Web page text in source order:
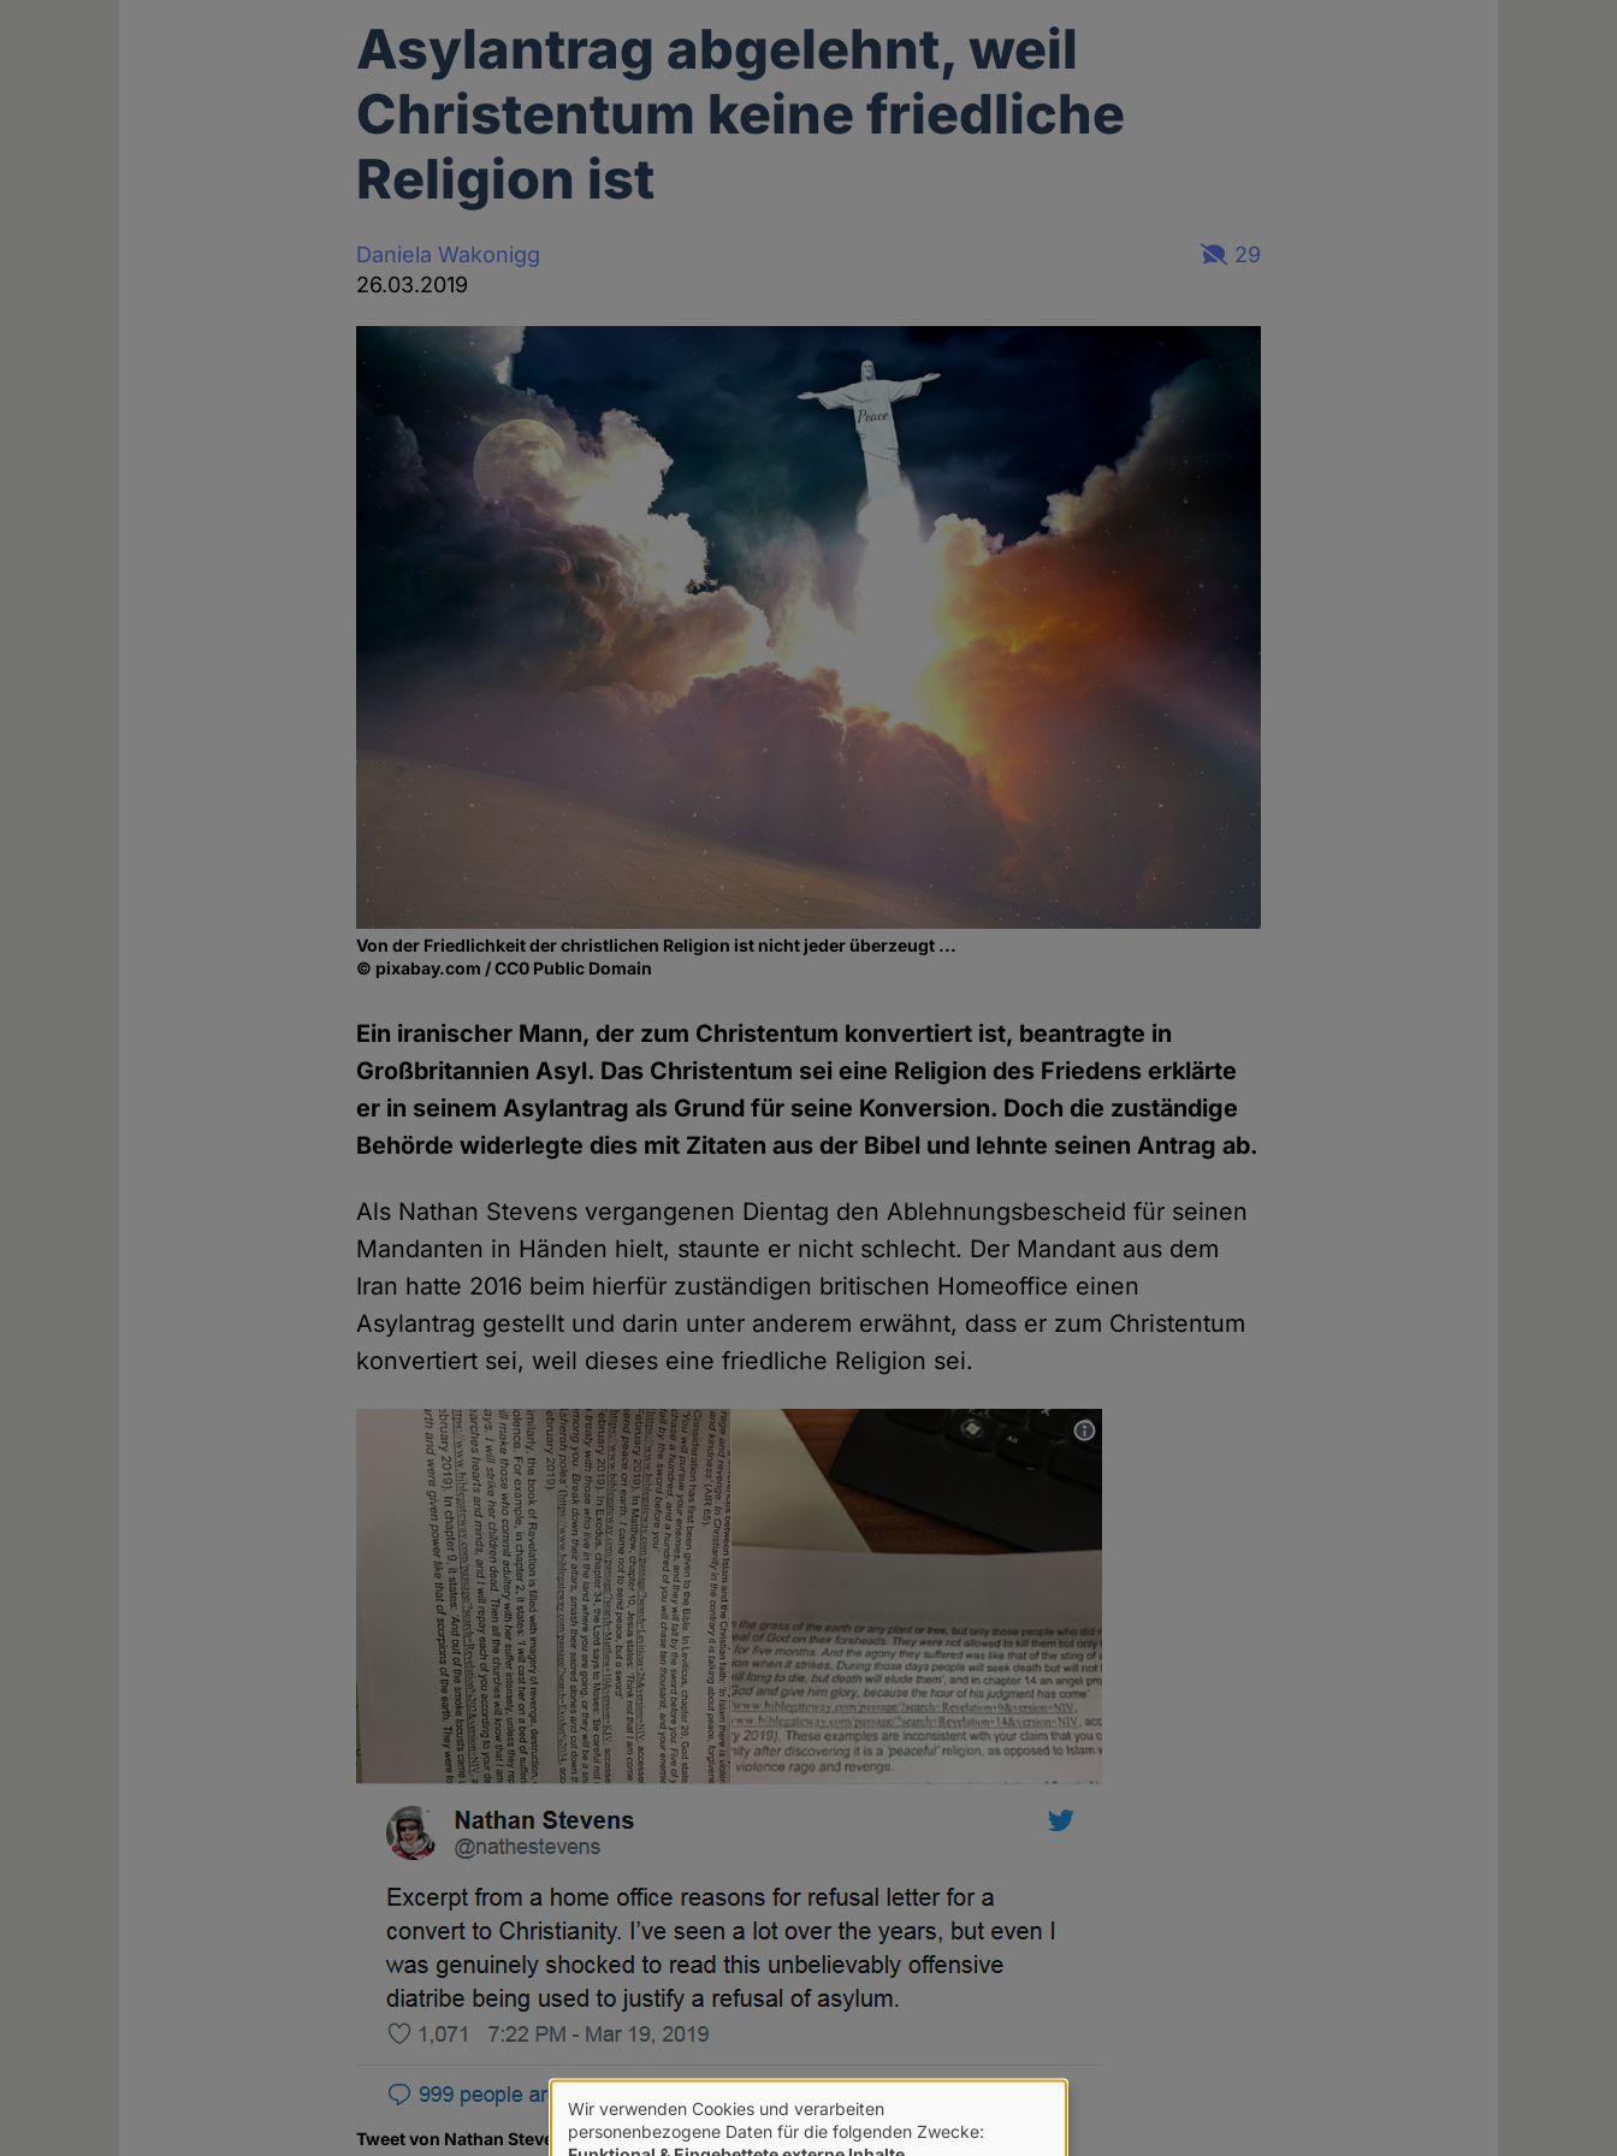
Asylantrag abgelehnt, weil
Christentum keine friedliche
Religion ist
Daniela Wakonigg
26.03.2019
29
Von der Friedlichkeit der christlichen Religion ist nicht jeder überzeugt ...
© pixabay.com / CC0 Public Domain
Ein iranischer Mann, der zum Christentum konvertiert ist, beantragte in
Großbritannien Asyl. Das Christentum sei eine Religion des Friedens erklärte
er in seinem Asylantrag als Grund für seine Konversion. Doch die zuständige
Behörde widerlegte dies mit Zitaten aus der Bibel und lehnte seinen Antrag ab.
Als Nathan Stevens vergangenen Dientag den Ablehnungsbescheid für seinen
Mandanten in Händen hielt, staunte er nicht schlecht. Der Mandant aus dem
Iran hatte 2016 beim hierfür zuständigen britischen Homeoffice einen
Asylantrag gestellt und darin unter anderem erwähnt, dass er zum Christentum
konvertiert sei, weil dieses eine friedliche Religion sei.
Tweet von Nathan Stevens, der den Fall öffentlich machte.
Verwendung
Wir verwenden Cookies und verarbeiten
personenbezogene Daten für die folgenden Zwecke: